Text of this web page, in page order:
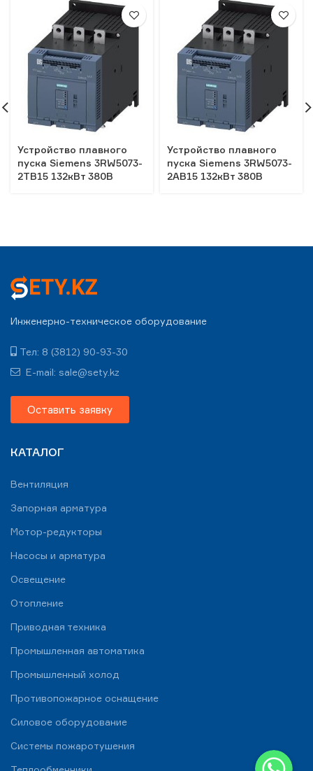
Устройство плавного
пуска Siemens 3RW5073-
2TB15 132кВт 380В
Устройство плавного
пуска Siemens 3RW5073-
2AB15 132кВт 380В
Инженерно-техническое оборудование
Тел: 8 (3812) 90-93-30
E-mail: sale@sety.kz
Оставить заявку
КАТАЛОГ
Вентиляция
Запорная арматура
Мотор-редукторы
Насосы и арматура
Освещение
Отопление
Приводная техника
Промышленная автоматика
Промышленный холод
Противопожарное оснащение
Силовое оборудование
Системы пожаротушения
WhatsApp